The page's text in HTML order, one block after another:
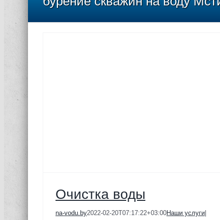
Очистка воды
na-vodu.by2022-02-20T07:17:22+03:00Наши услуги